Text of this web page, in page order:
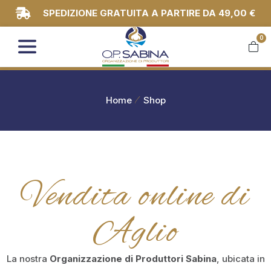
SPEDIZIONE GRATUITA A PARTIRE DA 49,00 €
0
Home Shop
Vendita online di
Aglio
La nostra Organizzazione di Produttori Sabina, ubicata in